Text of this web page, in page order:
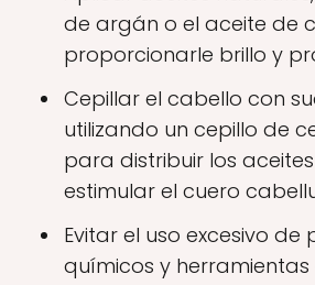
de argán o el aceite de
proporcionarle brillo y
Cepillar el cabello con
utilizando un cepillo de
para distribuir los
estimular el cuero
Evitar el uso excesivo de
químicos y